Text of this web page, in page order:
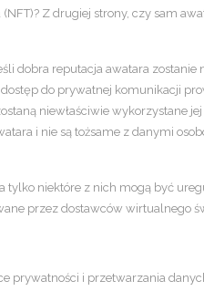
Z drugiej strony, czy sam
dobra reputacja awatara zostanie
do prywatnej komunikacji
niewłaściwie wykorzystane
i nie są tożsame z danymi
tylko niektóre z nich mogą być
przez dostawców wirtualnego
prywatności i przetwarzania